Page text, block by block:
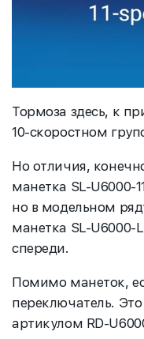
Тормоза здесь, к
10-скоростном
Но отличия,
манетка SL-U6000-
но в модельном
манетка SL-U6000-
спереди.
Помимо манеток,
переключатель. Это
артикулом RD-